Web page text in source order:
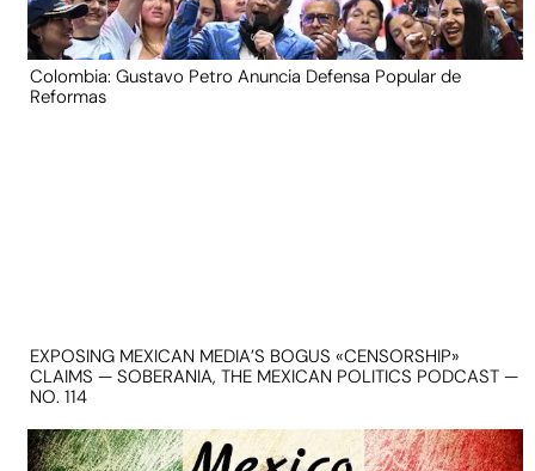
Colombia: Gustavo Petro Anuncia Defensa Popular de
Reformas
EXPOSING MEXICAN MEDIA’S BOGUS «CENSORSHIP»
CLAIMS — SOBERANIA, THE MEXICAN POLITICS PODCAST —
NO. 114